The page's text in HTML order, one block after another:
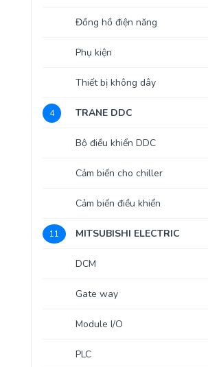
Đồng hồ điện năng
Phụ kiện
Thiết bị không dây
4 TRANE DDC
Bộ điều khiển DDC
Cảm biến cho chiller
Cảm biến điều khiển
11 MITSUBISHI ELECTRIC
DCM
Gate way
Module I/O
PLC